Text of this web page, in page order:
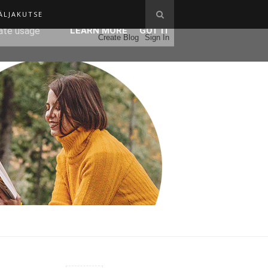
agent
usage
LEARN MORE GOT IT